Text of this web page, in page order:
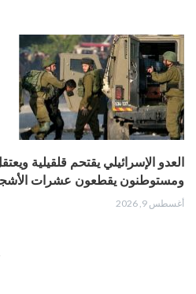
العدو الإسرائيلي يقتحم قلقيلية
ومستوطنون يقطعون عشرات
أغسطس 9, 2026